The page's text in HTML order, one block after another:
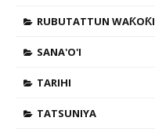
RUBUTATTUN WAƘOƘI
SANA'O'I
TARIHI
TATSUNIYA